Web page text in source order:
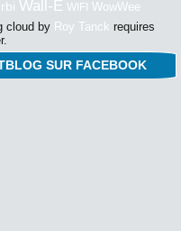
Wall-E WIFI WowWee
cloud by Roy Tanck requires
SUR FACEBOOK